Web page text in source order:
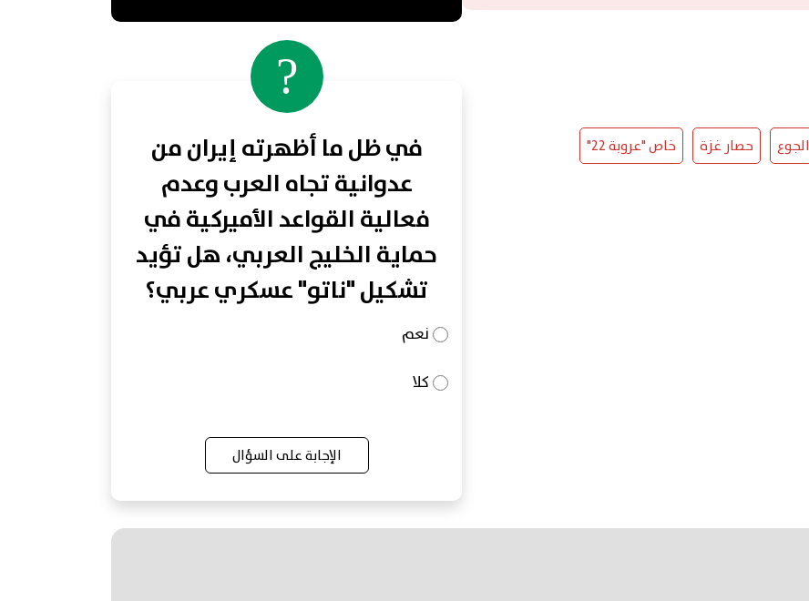
الجوع حصار غزة خاص "عروبة 22"
?
في ظل ما أظهرته إيران من
عدوانية تجاه العرب وعدم
فعالية القواعد الأميركية في
حماية الخليج العربي، هل تؤيد
تشكيل "ناتو" عسكري عربي؟
نعم
كلا
الإجابة على السؤال